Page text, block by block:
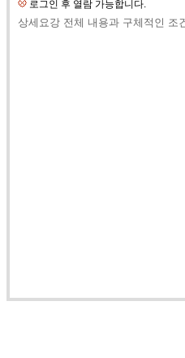
로그인 후 열람 가능합니다.
상세요강 전체 내용과 구체적인 조